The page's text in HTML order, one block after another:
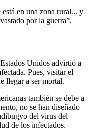
en una zona rural... y
por la guerra”,
Unidos advirtió a
Pues, visitar el
llegar a ser mortal.
también se debe a
no se han diseñado
del virus del
de los infectados.